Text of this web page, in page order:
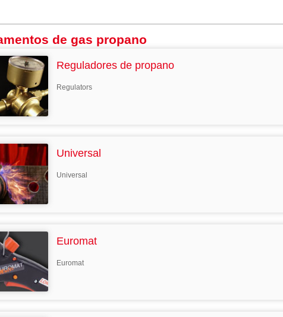
de gas propano
Reguladores de propano
Regulators
Universal
Universal
Euromat
Euromat